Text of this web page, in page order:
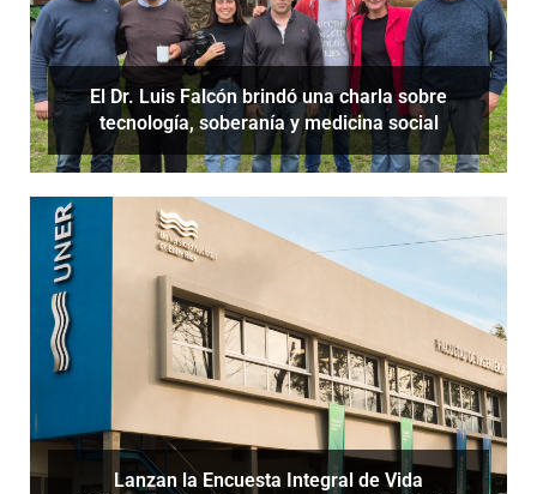
El Dr. Luis Falcón brindó una charla sobre
tecnología, soberanía y medicina social
Lanzan la Encuesta Integral de Vida